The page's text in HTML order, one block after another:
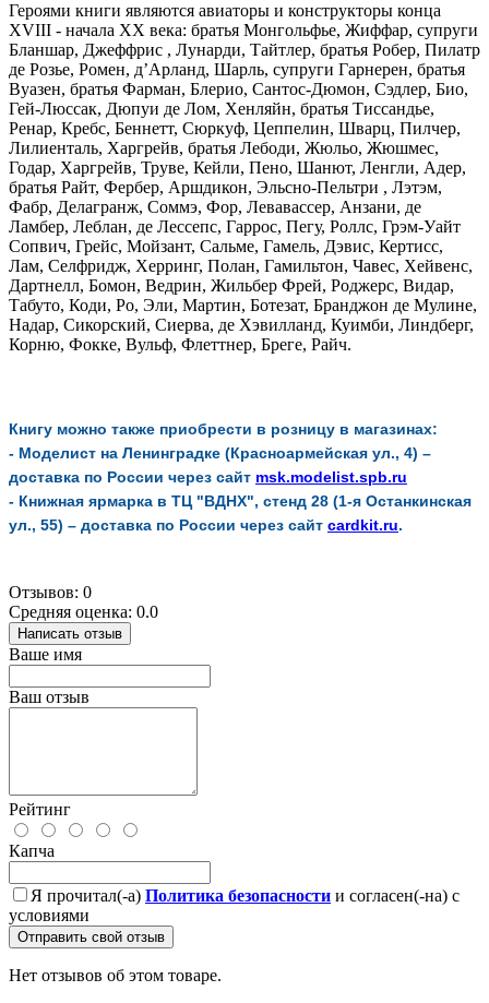
Героями книги являются авиаторы и конструкторы конца
XVIII - начала ХХ века: братья Монгольфье, Жиффар, супруги
Бланшар, Джеффрис , Лунарди, Тайтлер, братья Робер, Пилатр
де Розье, Ромен, д’Арланд, Шарль, супруги Гарнерен, братья
Вуазен, братья Фарман, Блерио, Сантос-Дюмон, Сэдлер, Био,
Гей-Люссак, Дюпуи де Лом, Хенляйн, братья Тиссандье,
Ренар, Кребс, Беннетт, Сюркуф, Цеппелин, Шварц, Пилчер,
Лилиенталь, Харгрейв, братья Лебоди, Жюльо, Жюшмес,
Годар, Харгрейв, Труве, Кейли, Пено, Шанют, Ленгли, Адер,
братья Райт, Фербер, Аршдикон, Эльсно-Пельтри , Лэтэм,
Фабр, Делагранж, Соммэ, Фор, Левавассер, Анзани, де
Ламбер, Леблан, де Лессепс, Гаррос, Пегу, Роллс, Грэм-Уайт
Сопвич, Грейс, Мойзант, Сальме, Гамель, Дэвис, Кертисс,
Лам, Селфридж, Херринг, Полан, Гамильтон, Чавес, Хейвенс,
Дартнелл, Бомон, Ведрин, Жильбер Фрей, Роджерс, Видар,
Табуто, Коди, Ро, Эли, Мартин, Ботезат, Бранджон де Мулине,
Надар, Сикорский, Сиерва, де Хэвилланд, Куимби, Линдберг,
Корню, Фокке, Вульф, Флеттнер, Бреге, Райч.
Книгу можно также приобрести в розницу в магазинах:
- Моделист на Ленинградке (Красноармейская ул., 4) –
доставка по России через сайт msk.modelist.spb.ru
- Книжная ярмарка в ТЦ "ВДНХ", стенд 28 (1-я Останкинская
ул., 55) – доставка по России через сайт cardkit.ru.
Отзывов: 0
Средняя оценка: 0.0
Написать отзыв
Ваше имя
Ваш отзыв
Рейтинг
Капча
Я прочитал(-а) Политика безопасности и согласен(-на) с
условиями
Отправить свой отзыв
Нет отзывов об этом товаре.